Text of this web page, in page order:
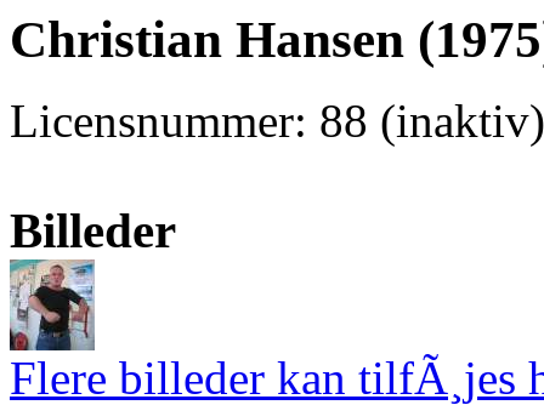
Christian Hansen
Licensnummer: 88
Billeder
Flere billeder kan tilfÃ¸jes